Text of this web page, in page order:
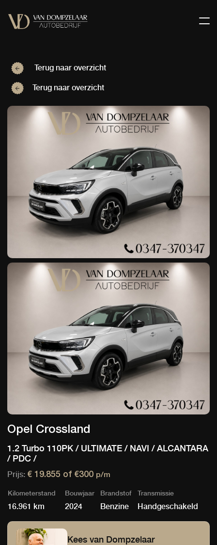
Terug naar overzicht
Terug naar overzicht
Opel Crossland
1.2 Turbo 110PK / ULTIMATE / NAVI / ALCANTARA
/ PDC /
Prijs: € 19.855 of €300 p/m
Kilometerstand
16.961 km
Bouwjaar
2024
Brandstof
Benzine
Transmissie
Handgeschakeld
Kees van Dompzelaar